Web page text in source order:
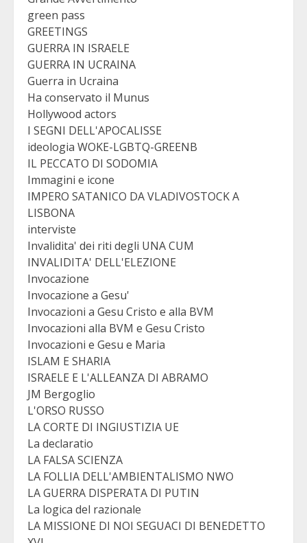
green pass
GREETINGS
GUERRA IN ISRAELE
GUERRA IN UCRAINA
Guerra in Ucraina
Ha conservato il Munus
Hollywood actors
I SEGNI DELL'APOCALISSE
ideologia WOKE-LGBTQ-GREENB
IL PECCATO DI SODOMIA
Immagini e icone
IMPERO SATANICO DA VLADIVOSTOCK A
LISBONA
interviste
Invalidita' dei riti degli UNA CUM
INVALIDITA' DELL'ELEZIONE
Invocazione
Invocazione a Gesu'
Invocazioni a Gesu Cristo e alla BVM
Invocazioni alla BVM e Gesu Cristo
Invocazioni e Gesu e Maria
ISLAM E SHARIA
ISRAELE E L'ALLEANZA DI ABRAMO
JM Bergoglio
L'ORSO RUSSO
LA CORTE DI INGIUSTIZIA UE
La declaratio
LA FALSA SCIENZA
LA FOLLIA DELL'AMBIENTALISMO NWO
LA GUERRA DISPERATA DI PUTIN
La logica del razionale
LA MISSIONE DI NOI SEGUACI DI BENEDETTO